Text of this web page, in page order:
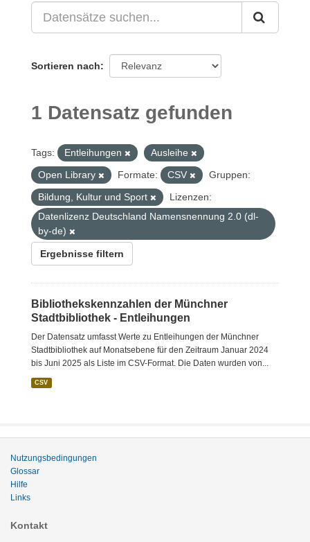
Sortieren nach
1 Datensatz gefunden
Tags: Entleihungen
Ausleihe
Open Library
Formate: CSV
Gruppen:
Bildung, Kultur und Sport
Lizenzen:
Datenlizenz Deutschland Namensnennung 2.0 (dl-
by-de)
Ergebnisse filtern
Bibliothekskennzahlen der Münchner
Stadtbibliothek - Entleihungen
Der Datensatz umfasst Werte zu Entleihungen der Münchner
Stadtbibliothek auf Monatsebene für den Zeitraum Januar 2024
bis Juni 2025 als Liste im CSV-Format. Die Daten wurden von...
CSV
Nutzungsbedingungen
Glossar
Hilfe
Links
Kontakt